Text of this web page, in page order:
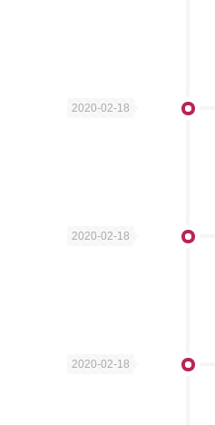
2020-02-18
2020-02-18
2020-02-18